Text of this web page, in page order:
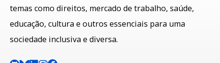
temas como direitos, mercado de trabalho, saúde,
educação, cultura e outros essenciais para uma
sociedade inclusiva e diversa.